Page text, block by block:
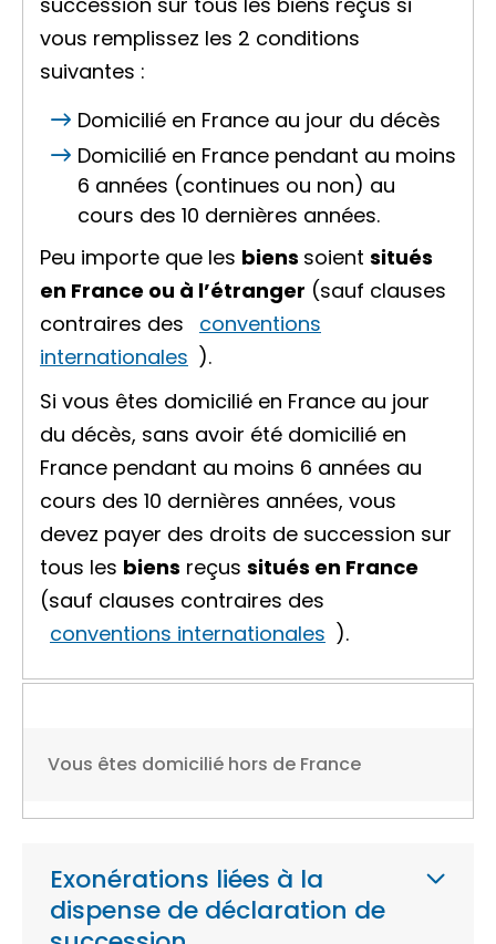
vous remplissez les 2 conditions
suivantes :
Domicilié en France au jour du décès
Domicilié en France pendant au moins
6 années (continues ou non) au
cours des 10 dernières années.
Peu importe que les biens soient situés
en France ou à l’étranger (sauf clauses
contraires des
conventions
internationales ).
Si vous êtes domicilié en France au jour
du décès, sans avoir été domicilié en
France pendant au moins 6 années au
cours des 10 dernières années, vous
devez payer des droits de succession sur
tous les biens reçus situés en France
(sauf clauses contraires des
conventions internationales ).
Vous êtes domicilié hors de France
Exonérations liées à la
dispense de déclaration de